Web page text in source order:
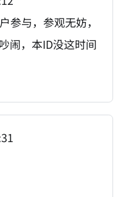
参与，参观无妨，
闹，本ID没这时间